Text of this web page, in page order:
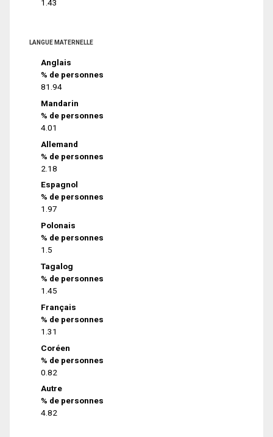
1.43
LANGUE MATERNELLE
Anglais
% de personnes
81.94
Mandarin
% de personnes
4.01
Allemand
% de personnes
2.18
Espagnol
% de personnes
1.97
Polonais
% de personnes
1.5
Tagalog
% de personnes
1.45
Français
% de personnes
1.31
Coréen
% de personnes
0.82
Autre
% de personnes
4.82